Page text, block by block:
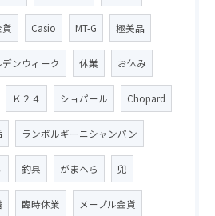
貨 Casio MT-G 極美品
ンウィーク 休業 お休み
Ｋ２４ ショパール Chopard
ランボルギーニシャンパン
釣具 がまへら 兜
臨時休業 メープル金貨